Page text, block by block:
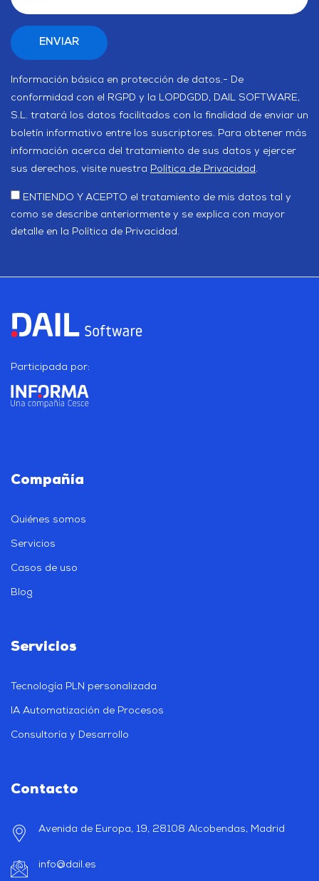
Información básica en protección de datos.- De
conformidad con el RGPD y la LOPDGDD, DAIL SOFTWARE,
S.L. tratará los datos facilitados con la finalidad de enviar un
boletín informativo entre los suscriptores. Para obtener más
información acerca del tratamiento de sus datos y ejercer
sus derechos, visite nuestra Política de Privacidad.
ENTIENDO Y ACEPTO el tratamiento de mis datos tal y
como se describe anteriormente y se explica con mayor
detalle en la Política de Privacidad.
Participada por:
Compañía
Quiénes somos
Servicios
Casos de uso
Blog
Servicios
Tecnología PLN personalizada
IA Automatización de Procesos
Consultoría y Desarrollo
Contacto
Avenida de Europa, 19, 28108 Alcobendas, Madrid
info@dail.es